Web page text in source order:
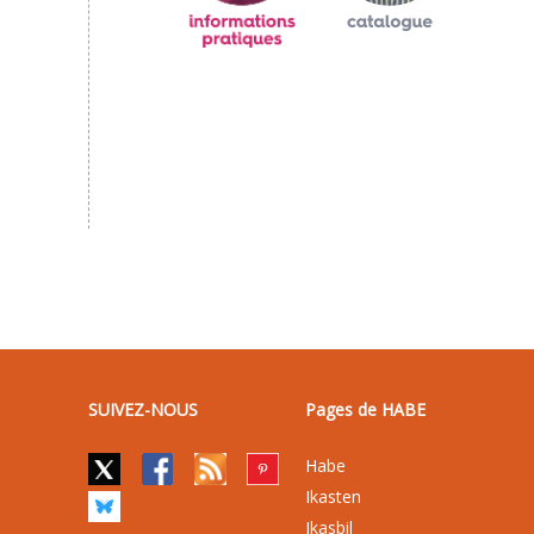
SUIVEZ-NOUS Pages de HABE
Habe
Ikasten
Ikasbil